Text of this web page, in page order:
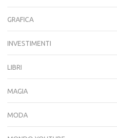
GRAFICA
INVESTIMENTI
LIBRI
MAGIA
MODA